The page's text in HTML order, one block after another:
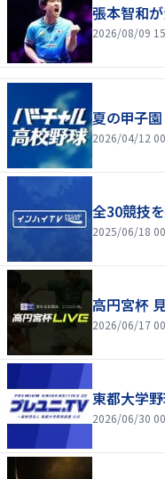
張本智和
2026/08/09
夏の甲子園
2026/04/12
全30競技を
2025/06/18
高円宮杯
2026/06/17
東都大学野
2026/06/30